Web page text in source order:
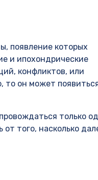
появление которых
и ипохондрические
конфликтов, или
то он может
только
того, насколько